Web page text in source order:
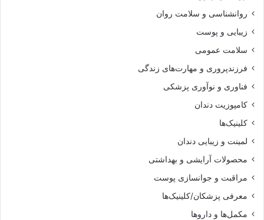
روانشناسی و سلامت روان
زیبایی و پوست
سلامت عمومی
فرزندپروری و مهارت‌های زندگی
فناوری و نوآوری پزشکی
کامپوزیت دندان
کلینیک‌ها
لمینت و زیبایی دندان
محصولات آرایشی و بهداشتی
مراقبت و جوانسازی پوست
معرفی پزشکان/کلینیک‌ها
مکمل‌ها و داروها